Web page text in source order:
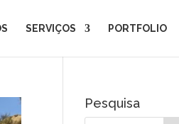
SERVIÇOS PORTFOLIO
Pesquisa